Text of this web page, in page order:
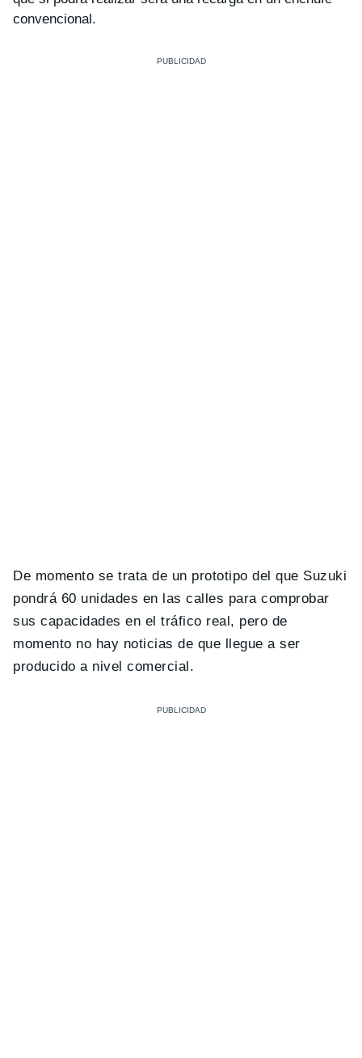
convencional.
De momento se trata de un prototipo del que Suzuki
pondrá 60 unidades en las calles para comprobar
sus capacidades en el tráfico real, pero de
momento no hay noticias de que llegue a ser
producido a nivel comercial.